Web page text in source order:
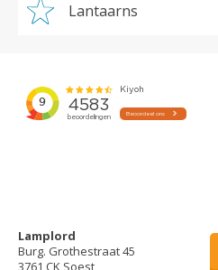
Lantaarns
Lamplord
Burg. Grothestraat 45